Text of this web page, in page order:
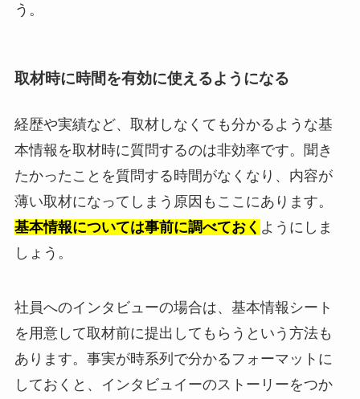
う。
取材時に時間を有効に使えるようになる
経歴や実績など、取材しなくても分かるような基
本情報を取材時に質問するのは非効率です。聞き
たかったことを質問する時間がなくなり、内容が
薄い取材になってしまう原因もここにあります。
基本情報については事前に調べておく ようにしま
しょう。
社員へのインタビューの場合は、基本情報シート
を用意して取材前に提出してもらうという方法も
あります。事実が時系列で分かるフォーマットに
しておくと、インタビュイーのストーリーをつか